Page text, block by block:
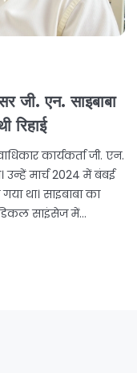
जी. एन. साइबाबा
रिहाई
कार्यकर्ता जी. एन.
उन्हें मार्च 2024 में बंबई
था। साइबाबा का
साइंसेज में
में बिताए थे।